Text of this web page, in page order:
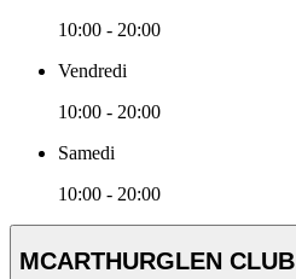
10:00 - 20:00
Vendredi
10:00 - 20:00
Samedi
10:00 - 20:00
MCARTHURGLEN CLUB